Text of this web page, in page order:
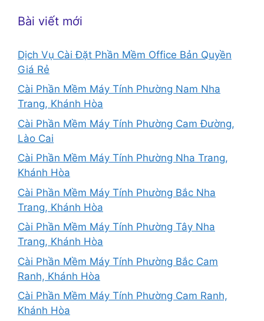
Bài viết mới
Dịch Vụ Cài Đặt Phần Mềm Office Bản Quyền
Giá Rẻ
Cài Phần Mềm Máy Tính Phường Nam Nha
Trang, Khánh Hòa
Cài Phần Mềm Máy Tính Phường Cam Đường,
Lào Cai
Cài Phần Mềm Máy Tính Phường Nha Trang,
Khánh Hòa
Cài Phần Mềm Máy Tính Phường Bắc Nha
Trang, Khánh Hòa
Cài Phần Mềm Máy Tính Phường Tây Nha
Trang, Khánh Hòa
Cài Phần Mềm Máy Tính Phường Bắc Cam
Ranh, Khánh Hòa
Cài Phần Mềm Máy Tính Phường Cam Ranh,
Khánh Hòa